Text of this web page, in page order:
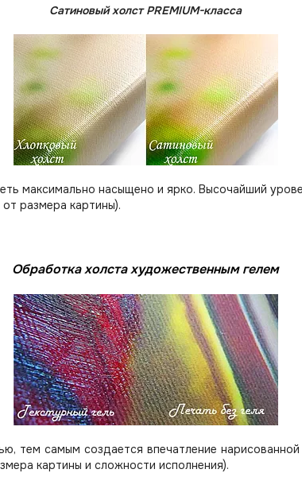
Сатиновый холст PREMIUM-класса
максимально насыщено и ярко. Высочайший
размера картины).
Обработка холста художественным гелем
тем самым создается впечатление
картины и сложности исполнения).